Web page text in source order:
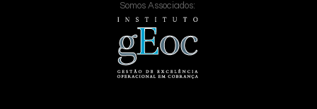
Somos Associados: